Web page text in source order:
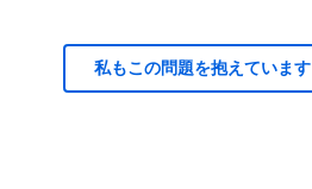
私もこの問題を抱えています